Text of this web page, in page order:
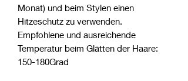
Monat) und beim Stylen einen
Hitzeschutz zu verwenden.
Empfohlene und ausreichende
Temperatur beim Glätten der Haare:
150-180Grad